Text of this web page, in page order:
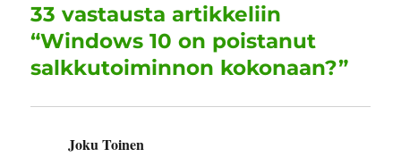
o
k
n p m
33 vastausta artikkeliin
“Windows 10 on poistanut
salkkutoiminnon kokonaan?”
Joku Toinen